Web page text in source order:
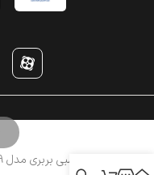
عینک طبی بربری مدل BE98269